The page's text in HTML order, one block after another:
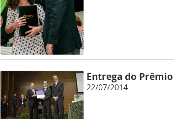
Entrega do Prêmio
22/07/2014